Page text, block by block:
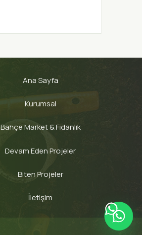
Ana Sayfa
Kurumsal
Bahçe Market & Fidanlık
Devam Eden Projeler
Biten Projeler
İletişim